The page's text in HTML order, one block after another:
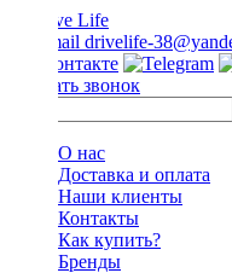
drivelife-
Заказать звонок
О нас
Доставка и оплата
Наши клиенты
Контакты
Как купить?
Бренды